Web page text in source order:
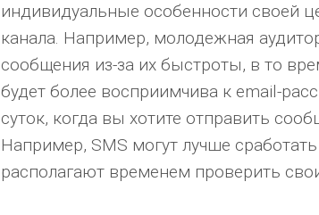
индивидуальные особенности своей
канала. Например, молодежная
сообщения из-за их быстроты, в то
будет более восприимчива к email-
суток, когда вы хотите отправить
Например, SMS могут лучше
располагают временем проверить